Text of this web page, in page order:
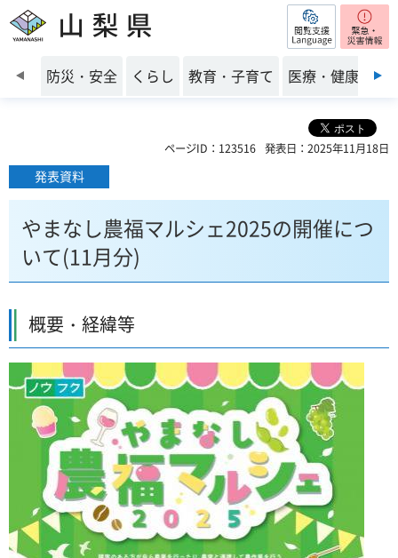
山梨県 閲覧支援
前のスライドを表示
防災・安全 くらし 教育・子育て 医療・健康・福
ページID：123516 発表日：2025年11月18日
発表資料
やまなし農福マルシェ2025の開催につ
いて(11月分)
概要・経緯等